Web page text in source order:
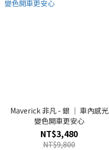
Maverick 非凡 - 銀 ｜ 車內感光
變色開車更安心
NT$3,480
NT$9,800